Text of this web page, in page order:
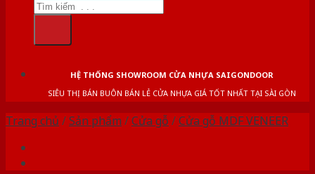
HỆ THỐNG SHOWROOM CỬA NHỰA SAIGONDOOR
SIÊU THỊ BÁN BUÔN BÁN LẺ CỬA NHỰA GIÁ TỐT NHẤT TẠI SÀI GÒN
Trang chủ /Sản phẩm /Cửa gỗ /Cửa gỗ MDF VENEER